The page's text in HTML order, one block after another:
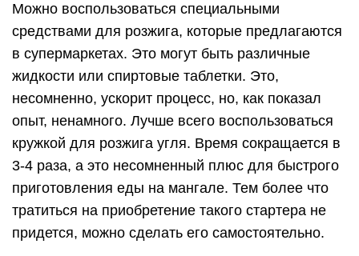
Можно воспользоваться специальными
средствами для розжига, которые предлагаются
в супермаркетах. Это могут быть различные
жидкости или спиртовые таблетки. Это,
несомненно, ускорит процесс, но, как показал
опыт, ненамного. Лучше всего воспользоваться
кружкой для розжига угля. Время сокращается в
3-4 раза, а это несомненный плюс для быстрого
приготовления еды на мангале. Тем более что
тратиться на приобретение такого стартера не
придется, можно сделать его самостоятельно.